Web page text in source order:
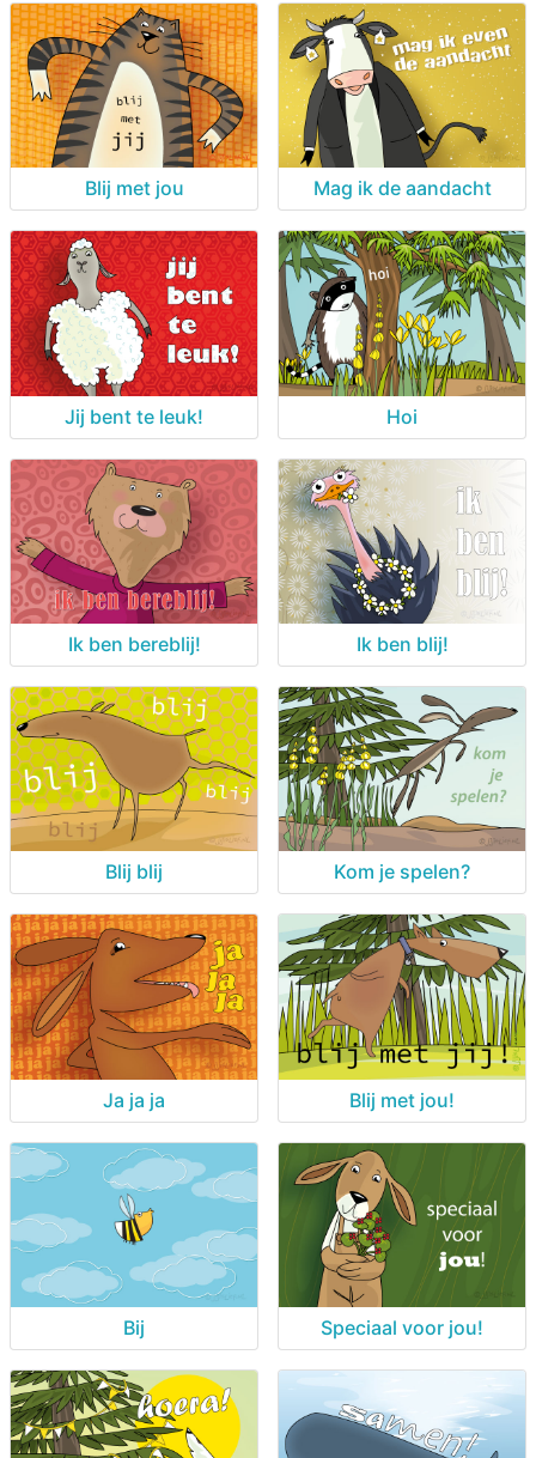
Blij met jou Mag ik de aandacht
Jij bent te leuk! Hoi
Ik ben bereblij! Ik ben blij!
Blij blij Kom je spelen?
Ja ja ja Blij met jou!
Bij Speciaal voor jou!